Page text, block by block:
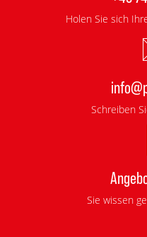
Holen Sie sich
Schreiben
Sie wissen